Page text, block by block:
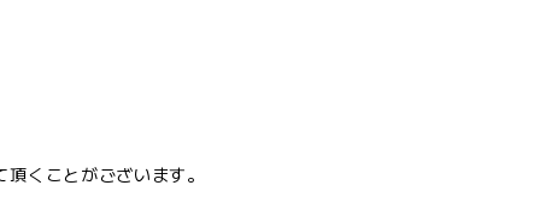
くことがございます。